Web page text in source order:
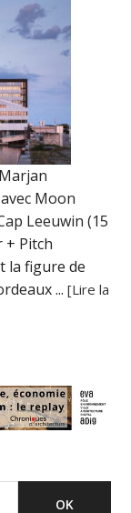
Moon
Leeuwin (15
+ Pitch
la figure de
...[Lire la